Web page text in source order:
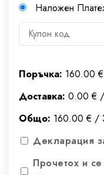
Наложен
Поръчка: 160.00
Доставка: 0.00 €
Общо: 160.00 € /
Декларация
Прочетох и се